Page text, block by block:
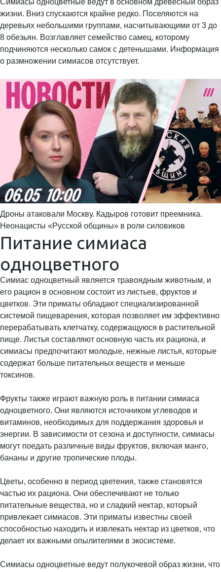
Симиасы одноцветные ведут в основном древесный образ
жизни. Вниз спускаются крайне редко. Поселяются на
деревьях небольшими группами, насчитывающими от 3 до
8 обезьян. Возглавляет семейство самец, которому
подчиняются несколько самок с детенышами. Информация
о размножении симиасов отсутствует.
Дроны атаковали Москву. Кадыров готовит преемника.
Неонацисты «Русской общины» в роли силовиков
Питание симиаса
одноцветного
Симиас одноцветный является травоядным животным, и
его рацион в основном состоит из листьев, фруктов и
цветков. Эти приматы обладают специализированной
системой пищеварения, которая позволяет им эффективно
перерабатывать клетчатку, содержащуюся в растительной
пище. Листья составляют основную часть их рациона, и
симиасы предпочитают молодые, нежные листья, которые
содержат больше питательных веществ и меньше
токсинов.
Фрукты также играют важную роль в питании симиаса
одноцветного. Они являются источником углеводов и
витаминов, необходимых для поддержания здоровья и
энергии. В зависимости от сезона и доступности, симиасы
могут поедать различные виды фруктов, включая манго,
бананы и другие тропические плоды.
Цветы, особенно в период цветения, также становятся
частью их рациона. Они обеспечивают не только
питательные вещества, но и сладкий нектар, который
привлекает симиасов. Эти приматы известны своей
способностью находить и извлекать нектар из цветков, что
делает их важными опылителями в экосистеме.
Симиасы одноцветные ведут полукочевой образ жизни, что